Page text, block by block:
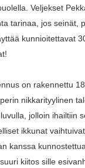
Veljekset
tarinaa, jos seinät,
kunnioitettavat
on rakennettu
nikkarityylinen
jolloin ihailtiin
ikkunat
kanssa
kiitos sille